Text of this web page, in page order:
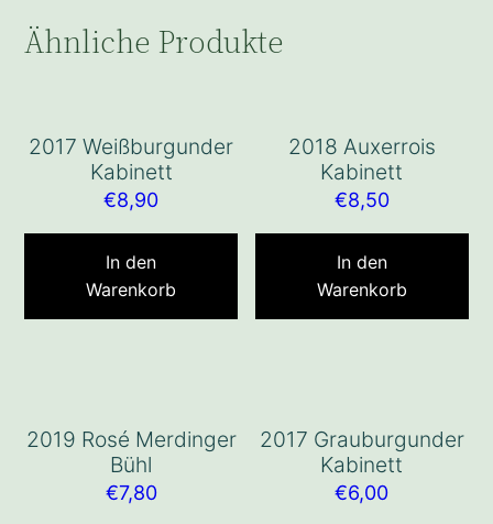
Ähnliche Produkte
2017 Weißburgunder
Kabinett
€8,90
In den
Warenkorb
2018 Auxerrois
Kabinett
€8,50
In den
Warenkorb
2019 Rosé Merdinger
Bühl
€7,80
2017 Grauburgunder
Kabinett
€6,00